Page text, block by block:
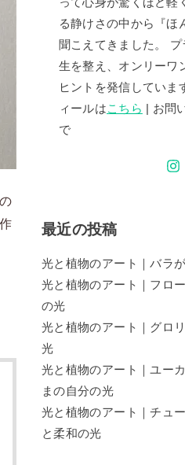
る静けさの中から『ほ
聞こえてきました。 プ
生を整え、オンリーワ
ヒントを発信していま
ィールはこちら | お問
で
最近の投稿
光と植物のアート｜バラ
光と植物のアート｜フロ
の光
光と植物のアート｜グロ
光
光と植物のアート｜ユー
まの自分の光
光と植物のアート｜チュ
と柔和の光